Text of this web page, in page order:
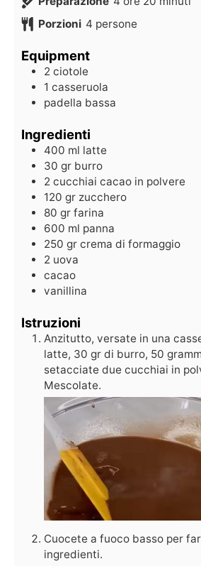
Porzioni 4 persone
Equipment
2 ciotole
1 casseruola
padella bassa
Ingredienti
400 ml latte
30 gr burro
2 cucchiai cacao in polvere
120 gr zucchero
80 gr farina
600 ml panna
250 gr crema di formaggio
2 uova
cacao
vanillina
Istruzioni
Anzitutto, versate in una
latte, 30 gr di burro, 50
setacciate due cucchiai in
Mescolate.
Cuocete a fuoco basso per
ingredienti.